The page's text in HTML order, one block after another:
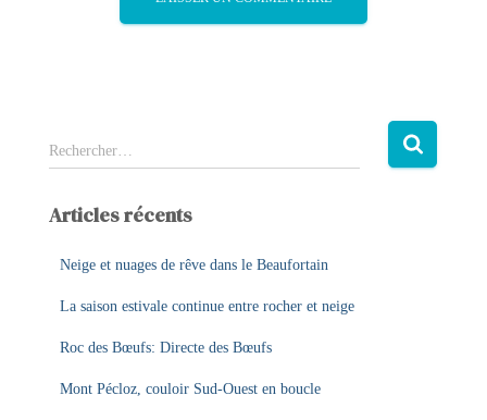
e
h
Rechercher…
Articles récents
Neige et nuages de rêve dans le Beaufortain
La saison estivale continue entre rocher et neige
Roc des Bœufs: Directe des Bœufs
Mont Pécloz, couloir Sud-Ouest en boucle